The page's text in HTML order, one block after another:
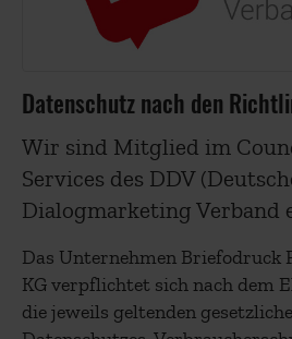
Datenschutz nach den
Wir sind Mitglied im
Services des DDV
Dialogmarketing Verband
Das Unternehmen Briefodruck
KG verpflichtet sich nach dem
die jeweils geltenden